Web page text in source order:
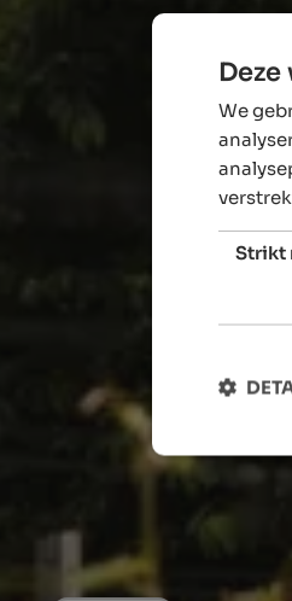
We
Strikt